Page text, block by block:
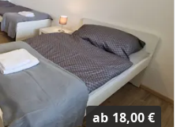
ab 18,00 €